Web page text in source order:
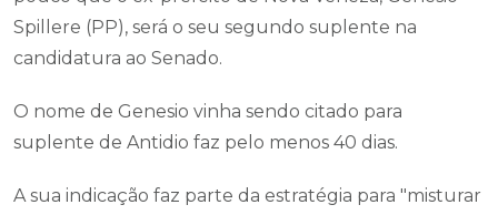
Spillere (PP), será o seu segundo suplente na
candidatura ao Senado.
O nome de Genesio vinha sendo citado para
suplente de Antidio faz pelo menos 40 dias.
A sua indicação faz parte da estratégia para "misturar